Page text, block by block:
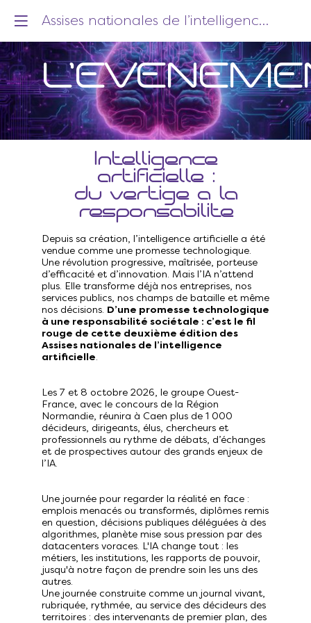
Assises nationales de l’intelligence artificielle 2026
Intelligence
artificielle :
du vertige à la
responsabilité
Depuis sa création, l’intelligence artificielle a été
vendue comme une promesse technologique.
Une révolution progressive, maîtrisée, porteuse
d’efficacité et d’innovation. Mais l’IA n’attend
plus. Elle transforme déjà nos entreprises, nos
services publics, nos champs de bataille et même
nos décisions. D’une promesse technologique
à une responsabilité sociétale : c’est le fil
rouge de cette deuxième édition des
Assises nationales de l’intelligence
artificielle
Les 7 et 8 octobre 2026, le groupe Ouest-
France, avec le concours de la Région
Normandie, réunira à Caen plus de 1 000
décideurs, dirigeants, élus, chercheurs et
professionnels au rythme de débats, d’échanges
et de prospectives autour des grands enjeux de
Une journée pour regarder la réalité en face :
emplois menacés ou transformés, diplômes remis
en question, décisions publiques déléguées à des
algorithmes, planète mise sous pression par des
datacenters voraces. L'IA change tout : les
métiers, les institutions, les rapports de pouvoir,
jusqu'à notre façon de prendre soin les uns des
autres.
Une journée construite comme un journal vivant,
rubriquée, rythmée, au service des décideurs des
territoires : des intervenants de premier plan, des